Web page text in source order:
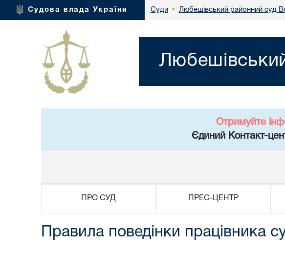
Судова влада України Суди • Любешівський районний суд
Отримуйте
Єдиний Контакт-
ПРО СУД ПРЕС-ЦЕНТР
Правила поведінки працівника